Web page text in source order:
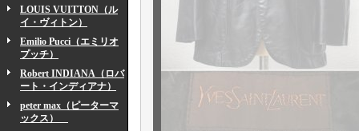
LOUIS VUITTON（ル
イ・ヴィトン）
Emilio Pucci（エミリオ
プッチ）
Robert INDIANA（ロバ
ート・インディアナ）
peter max（ピーターマ
ックス）